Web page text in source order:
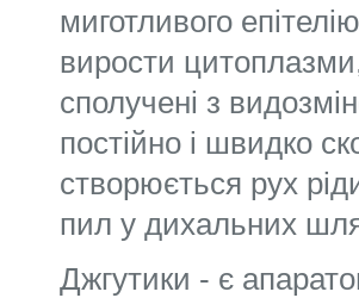
миготливого
вирости
сполучені з
постійно і швидко
створюється рух
пил у дихальних
Джгутики - є